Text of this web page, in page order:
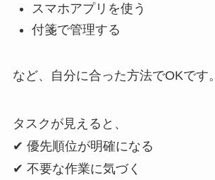
スマホアプリを使う
付箋で管理する
など、自分に合った方法でOKです。
タスクが見えると、
✔ 優先順位が明確になる
✔ 不要な作業に気づく